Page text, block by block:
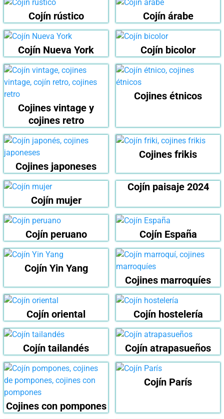
Cojín rústico Cojín árabe
Cojín Nueva York Cojín bicolor
Cojines vintage y
cojines retro
Cojines étnicos
Cojines japoneses
Cojines frikis
Cojín mujer
Cojín paisaje 2024
Cojín peruano Cojín España
Cojín Yin Yang
Cojines marroquíes
Cojín oriental Cojín hostelería
Cojín tailandés Cojín atrapasueños
Cojines con pompones
Cojín París